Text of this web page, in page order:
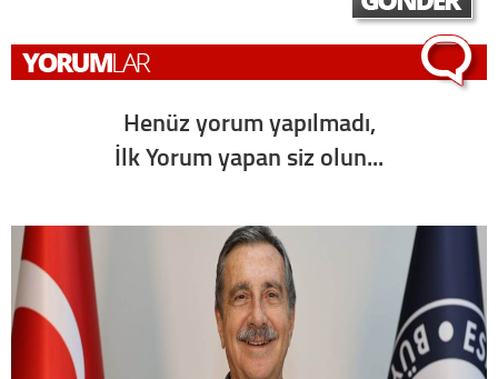
Henüz yorum yapılmadı,
İlk Yorum yapan siz olun...